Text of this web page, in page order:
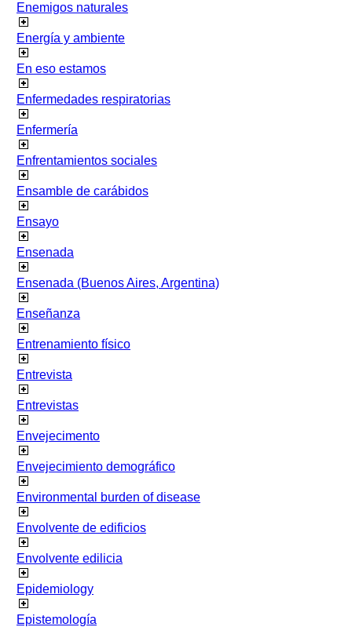
Enemigos naturales
Energía y ambiente
En eso estamos
Enfermedades respiratorias
Enfermería
Enfrentamientos sociales
Ensamble de carábidos
Ensayo
Ensenada
Ensenada (Buenos Aires, Argentina)
Enseñanza
Entrenamiento físico
Entrevista
Entrevistas
Envejecimento
Envejecimiento demográfico
Environmental burden of disease
Envolvente de edificios
Envolvente edilicia
Epidemiology
Epistemología